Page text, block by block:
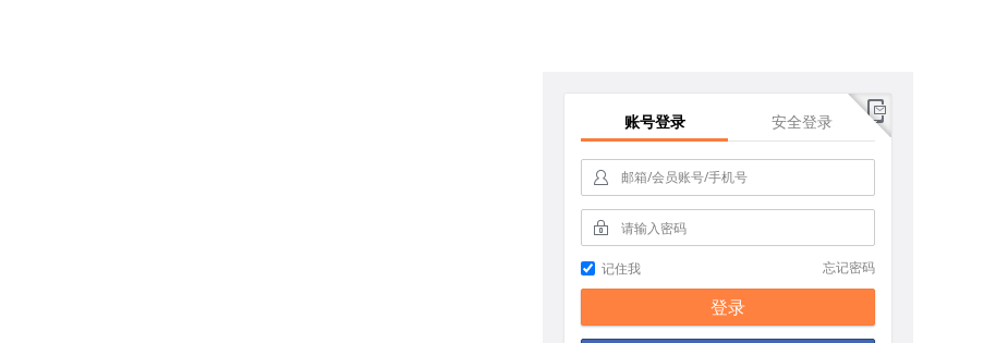
账号登录 安全登录
请输入密码
忘记密码
记住我
登录